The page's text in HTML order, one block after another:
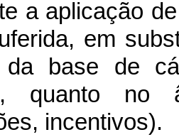
a aplicação
em
da base de
quanto no
incentivos).